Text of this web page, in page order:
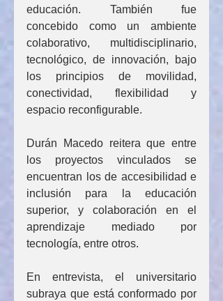
educación. También fue
concebido como un ambiente
colaborativo, multidisciplinario,
tecnológico, de innovación, bajo
los principios de movilidad,
conectividad, flexibilidad y
espacio reconfigurable.
Durán Macedo reitera que entre
los proyectos vinculados se
encuentran los de accesibilidad e
inclusión para la educación
superior, y colaboración en el
aprendizaje mediado por
tecnología, entre otros.
En entrevista, el universitario
subraya que está conformado por